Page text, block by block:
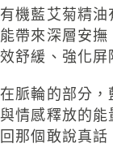
有機藍艾菊精
能帶來深層安
效舒緩、強化屏
在脈輪的部分，
與情感釋放的能
回那個敢說真話